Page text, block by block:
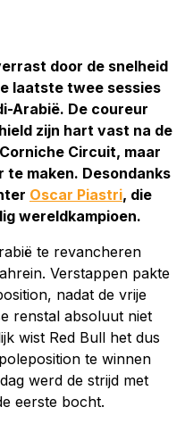
door de snelheid
laatste twee sessies
Arabië. De coureur
zijn hart vast na de
Circuit, maar
te maken. Desondanks
Oscar Piastri, die
wereldkampioen.
te revancheren
Verstappen pakte
nadat de vrije
renstal absoluut niet
wist Red Bull het dus
te winnen
werd de strijd met
eerste bocht.